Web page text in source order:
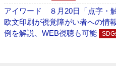
アイワード ８月20日「点字・
欧文印刷が視覚障がい者への情
例を解説、WEB視聴も可能